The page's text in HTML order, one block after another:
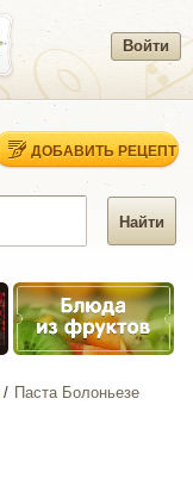
Войти
ДОБАВИТЬ РЕЦЕПТ
Паста Болоньезе